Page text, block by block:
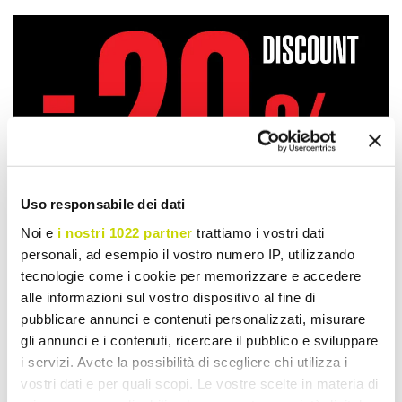
Uso responsabile dei dati
Noi e i nostri 1022 partner trattiamo i vostri dati
personali, ad esempio il vostro numero IP, utilizzando
tecnologie come i cookie per memorizzare e accedere
alle informazioni sul vostro dispositivo al fine di
pubblicare annunci e contenuti personalizzati, misurare
gli annunci e i contenuti, ricercare il pubblico e sviluppare
i servizi. Avete la possibilità di scegliere chi utilizza i
vostri dati e per quali scopi. Le vostre scelte in materia di
Take advantage of it now!